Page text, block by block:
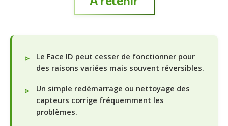
Le Face ID peut cesser de fonctionner pour
des raisons variées mais souvent réversibles.
Un simple redémarrage ou nettoyage des
capteurs corrige fréquemment les
problèmes.